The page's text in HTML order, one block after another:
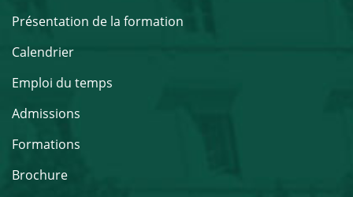
Présentation de la formation
Calendrier
Emploi du temps
Admissions
Formations
Brochure